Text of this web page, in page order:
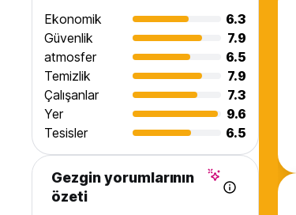
Ekonomik
6.3
Güvenlik
7.9
atmosfer
6.5
Temizlik
7.9
Çalışanlar
7.3
Yer
9.6
Tesisler
6.5
Gezgin yorumlarının
özeti